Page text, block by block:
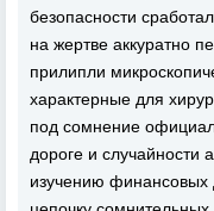
безопасности
на жертве аккуратно
прилипли
характерные для
под сомнение
дороге и случайности
изучению финансовых